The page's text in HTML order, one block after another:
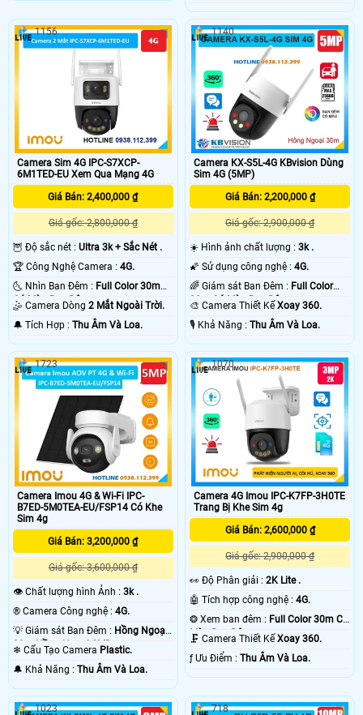
Camera Sim 4G IPC-S7XCP-
6M1TED-EU Xem Qua Mạng 4G
Giá Bán: 2,400,000 ₫
Giá gốc: 2,800,000 ₫
🦉 Độ sắc nét : Ultra 3k + Sắc Nét .
🏆 Công Nghệ Camera : 4G.
🌜 Nhìn Ban Đêm : Full Color 30m
Có Màu Ban Ðêm.
🤹 Camera Dòng 2 Mắt Ngoài Trời.
️🔔 Tích Hợp : Thu Âm Và Loa.
1156
Camera KX-S5L-4G KBvision Dùng
Sim 4G (5MP)
Giá Bán: 2,200,000 ₫
Giá gốc: 2,900,000 ₫
☀️ Hình ảnh chất lượng :3k .
🌠 Sử dụng công nghệ :4G.
🌈 Giám sát Ban Đêm : Full Color
30m Có Màu Ban Ðêm.
🎨 Camera Thiết KếXoay 360.
️🎙 Khả Năng :Thu Âm Và Loa.
1140
Camera Imou 4G & Wi-Fi IPC-
B7ED-5M0TEA-EU/FSP14 Có Khe
Sim 4g
Giá Bán: 3,200,000 ₫
Giá gốc: 3,600,000 ₫
👁 Chất lượng hình Ảnh : 3k .
®️ Camera Công nghệ : 4G.
💡 Giám sát Ban Đêm : Hồng Ngoại
20m Hồng Ngoại SMD.
❄ Cấu Tạo Camera Plastic.
️🔔 Khả Năng : Thu Âm Và Loa.
1723
Camera 4G Imou IPC-K7FP-3H0TE
Trang Bị Khe Sim 4g
Giá Bán: 2,600,000 ₫
Giá gốc: 2,900,000 ₫
️👀 Độ Phân giải :2K Lite .
🤖️ Tích hợp công nghệ :4G.
❂ Xem ban đêm : Full Color 30m Có
Màu Ban Ðêm.
🗜️ Camera Thiết KếXoay 360.
️ƒ Ưu Điểm :Thu Âm Và Loa.
1070
1023 718